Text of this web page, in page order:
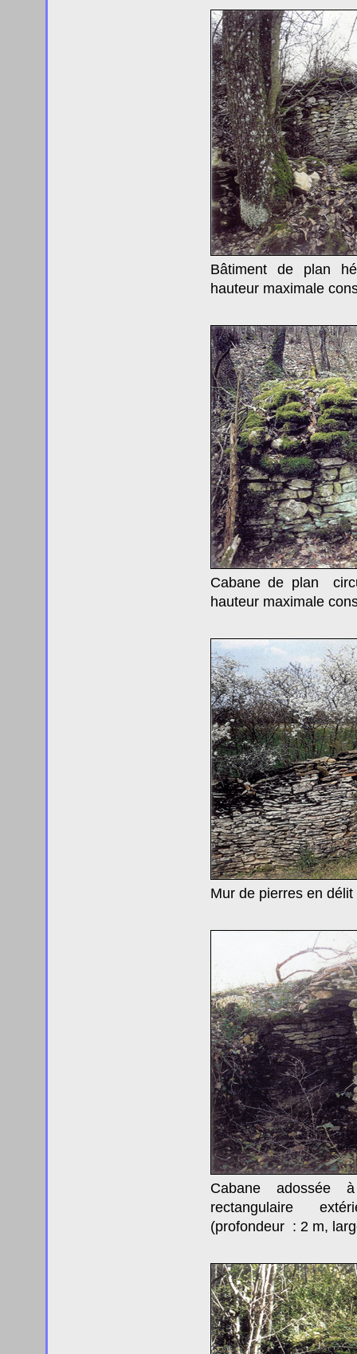
Bâtiment de plan
hauteur maximale
Cabane de plan
hauteur maximale
Mur de pierres en
Cabane
rectangulaire
(profondeur : 2 m,